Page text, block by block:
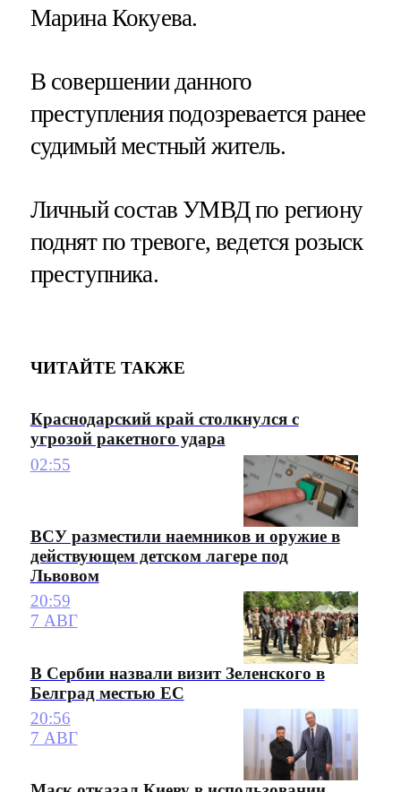
Марина Кокуева.
В совершении данного
преступления подозревается ранее
судимый местный житель.
Личный состав УМВД по региону
поднят по тревоге, ведется розыск
преступника.
ЧИТАЙТЕ ТАКЖЕ
Краснодарский край столкнулся с
угрозой ракетного удара
02:55
ВСУ разместили наемников и оружие в
действующем детском лагере под
Львовом
20:59
7 АВГ
В Сербии назвали визит Зеленского в
Белград местью ЕС
20:56
7 АВГ